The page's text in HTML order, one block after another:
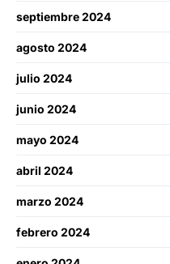
septiembre 2024
agosto 2024
julio 2024
junio 2024
mayo 2024
abril 2024
marzo 2024
febrero 2024